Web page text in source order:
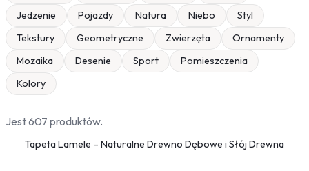
Jedzenie
Pojazdy Natura Niebo
Styl
Tekstury
Geometryczne Zwierzęta
Ornamenty
Mozaika
Desenie Sport
Pomieszczenia
Kolory
Jest 607 produktów.
Tapeta Lamele – Naturalne Drewno Dębowe i Słój Drewna